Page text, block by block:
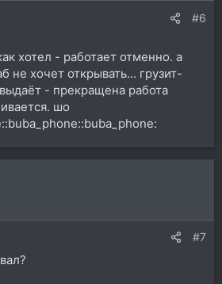
#6
хотел - работает отменно. а
не хочет открывать... грузит-
- прекращена работа
шо
#7